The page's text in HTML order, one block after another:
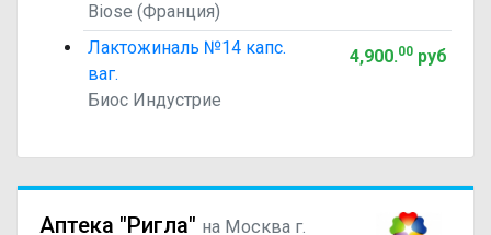
Biose (Франция)
Лактожиналь №14 капс.
ваг.
Биос Индустрие
4,900.00руб
Аптека "Ригла" на Москва г.